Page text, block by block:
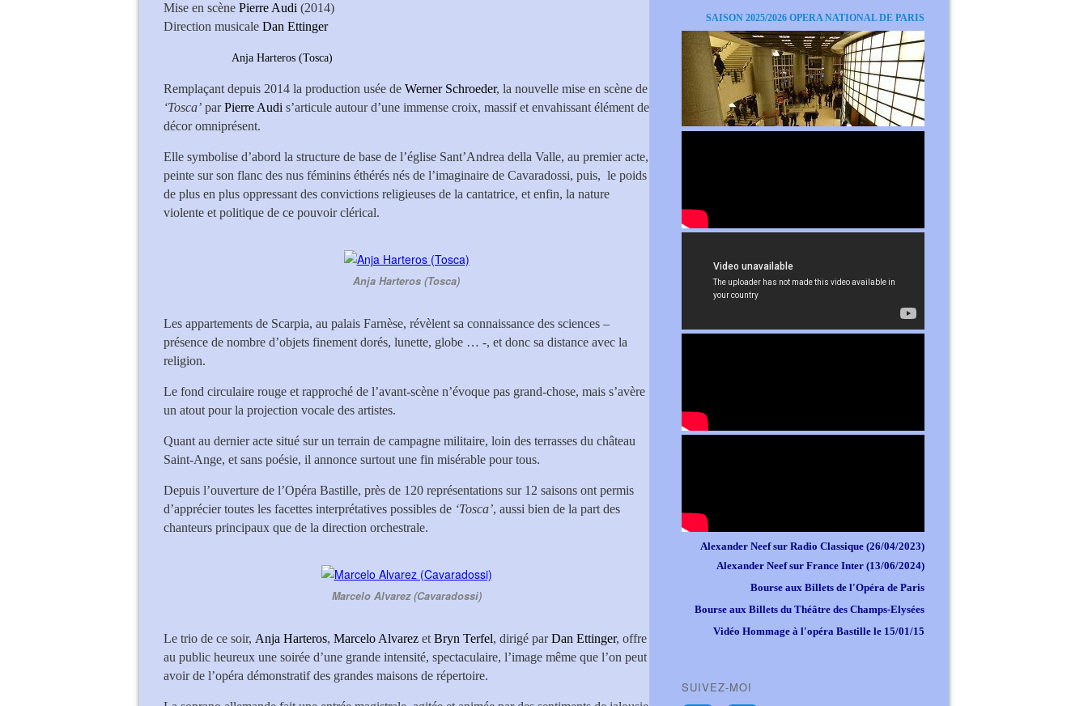
Mise en scène Pierre Audi (2014)
Direction musicale Dan Ettinger
Anja Harteros (Tosca)
Remplaçant depuis 2014 la production usée de Werner Schroeder, la nouvelle mise en scène de
‘Tosca’ parPierre Audi s’articule autour d’une immense croix, massif et envahissant élément de
décor omniprésent.
Elle symbolise d’abord la structure de base de l’église Sant’Andrea della Valle, au premier acte,
peinte sur son flanc des nus féminins éthérés nés de l’imaginaire de Cavaradossi, puis, le poids
de plus en plus oppressant des convictions religieuses de la cantatrice, et enfin, la nature
violente et politique de ce pouvoir clérical.
Anja Harteros (Tosca)
Les appartements de Scarpia, au palais Farnèse, révèlent sa connaissance des sciences –
présence de nombre d’objets finement dorés, lunette, globe … -, et donc sa distance avec la
religion.
Le fond circulaire rouge et rapproché de l’avant-scène n’évoque pas grand-chose, mais s’avère
un atout pour la projection vocale des artistes.
Quant au dernier acte situé sur un terrain de campagne militaire, loin des terrasses du château
Saint-Ange, et sans poésie, il annonce surtout une fin misérable pour tous.
Depuis l’ouverture de l’Opéra Bastille, près de 120 représentations sur 12 saisons ont permis
d’apprécier toutes les facettes interprétatives possibles de ‘Tosca’, aussi bien de la part des
chanteurs principaux que de la direction orchestrale.
Marcelo Alvarez (Cavaradossi)
Le trio de ce soir, Anja Harteros, Marcelo Alvarez et Bryn Terfel, dirigé parDan Ettinger, offre
au public heureux une soirée d’une grande intensité, spectaculaire, l’image même que l’on peut
avoir de l’opéra démonstratif des grandes maisons de répertoire.
SAISON 2025/2026 OPERA NATIONAL DE PARIS
Alexander Neef sur Radio Classique (26/04/2023)
Alexander Neef sur France Inter (13/06/2024)
Bourse aux Billets de l'Opéra de Paris
Bourse aux Billets du Théâtre des Champs-Elysées
Vidéo Hommage à l'opéra Bastille le 15/01/15
SUIVEZ-MOI